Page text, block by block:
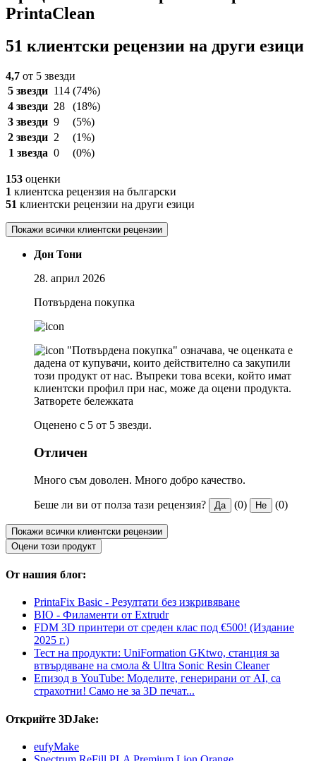
PrintaClean
51 клиентски рецензии на други езици
4,7 от 5 звезди
5 звезди 114 (74%)
4 звезди 28
(18%)
3 звезди 9
(5%)
2 звезди 2
(1%)
1 звезда 0 (0%)
153 оценки
1 клиентска рецензия на български
51 клиентски рецензии на други езици
Покажи всички клиентски рецензии
Дон Тони
28. април 2026
Потвърдена покупка
"Потвърдена покупка" означава, че оценката е
дадена от купувачи, които действително са закупили
този продукт от нас. Въпреки това всеки, който имат
клиентски профил при нас, може да оцени продукта.
Затворете бележката
Оценено с 5 от 5 звезди.
Отличен
Много съм доволен. Много добро качество.
Беше ли ви от полза тази рецензия? Да (0) Не (0)
Покажи всички клиентски рецензии
Оцени този продукт
От нашия блог:
PrintaFix Basic - Резултати без изкривяване
BIO - Филаменти от Extrudr
FDM 3D принтери от среден клас под €500! (Издание
2025 г.)
Тест на продукти: UniFormation GKtwo, станция за
втвърдяване на смола & Ultra Sonic Resin Cleaner
Епизод в YouTube: Моделите, генерирани от AI, са
страхотни! Само не за 3D печат...
Открийте 3DJake:
eufyMake